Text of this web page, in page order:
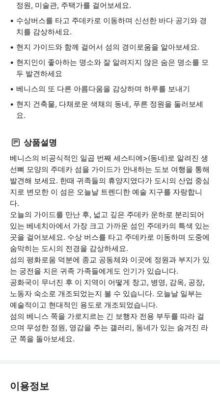
정원, 미술관, 주택가를 걸어보세요.
수상버스를 타고 주데카로 이동하며 신선한 바다 공기와 경
치를 감상하세요.
현지 가이드와 함께 걸어서 섬의 경이로움을 알아보세요.
현지인이 좋아하는 명소와 잘 알려지지 않은 숨은 명소를 모
두 발견하세요
베니스의 또 다른 아름다움을 감상하며 하루를 보내기
현지 건축물, 다채로운 색채의 동네, 푸른 정원을 둘러보세
요.
상품설명
베니스의 비공식적인 일곱 번째 세스티에>(동네)로 알려진 생
선뼈 모양의 주데카 섬을 가이드가 안내하는 도보 여행을 통해
발견해 보세요. 한때 귀족들의 휴양지였다가 도시의 산업 중심
지로 변모한 이 섬은 오늘날 트렌디한 예술 지구를 자랑합니
다.
오늘의 가이드를 만난 후, 넓고 깊은 주데카 운하로 분리되어
있는 베네치아에서 가장 크고 가까운 섬인 주데카의 특색 있는
곳을 걸어보세요. 수상 버스를 타고 주데카로 이동하며 도중에
숨막히는 도시의 전경을 감상하세요.
섬의 평화로움 덕분에 종교 공동체와 이곳에 정원과 부지가 있
는 궁전을 지은 귀족 가족들에게도 인기가 있습니다.
공화국이 무너진 후 이 지역이 어떻게 창고, 병영, 감옥, 공장,
노동자 숙소로 개조되었는지 볼 수 있습니다. 오늘날 일부는
예술적이고 현대적인 용도로 개조되었습니다.
섬의 베니스 쪽을 가로지르는 긴 보행자 전용 부두를 따라 걸
으며 무성한 정원, 영감을 주는 갤러리, 동네가 있는 숨겨진 라
군 쪽을 돌아보세요.
이용정보